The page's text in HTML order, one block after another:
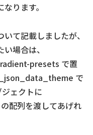
ります。
て記載しましたが、
場合は、
presets で置
で
ェクトに
配列を渡してあげれ